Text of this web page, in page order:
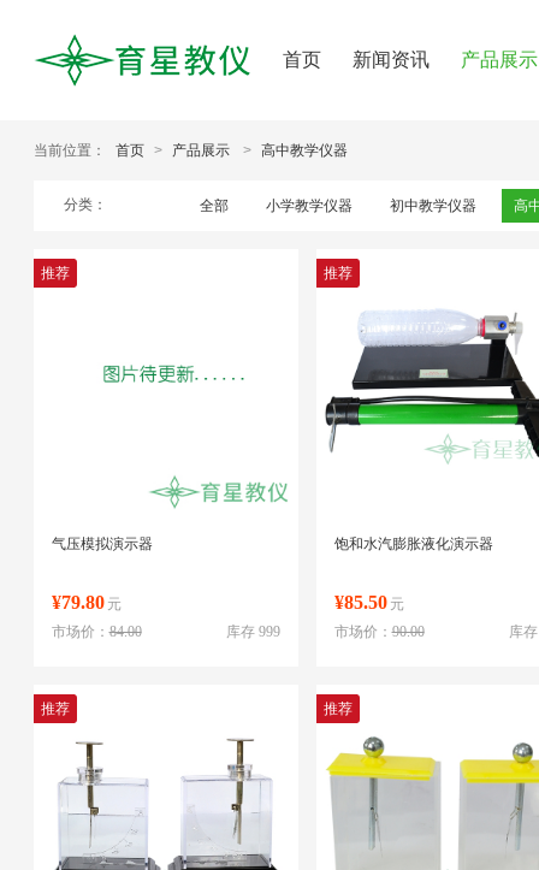
首页 新闻资讯 产品展示
当前位置： 首页 > 产品展示 > 高中教学仪器
分类： 全部 小学教学仪器 初中教学仪器 高
推荐
气压模拟演示器
¥79.80 元
库存 999
市场价：84.00
推荐
饱和水汽膨胀液化演示器
¥85.50 元
库
市场价：90.00
推荐 推荐